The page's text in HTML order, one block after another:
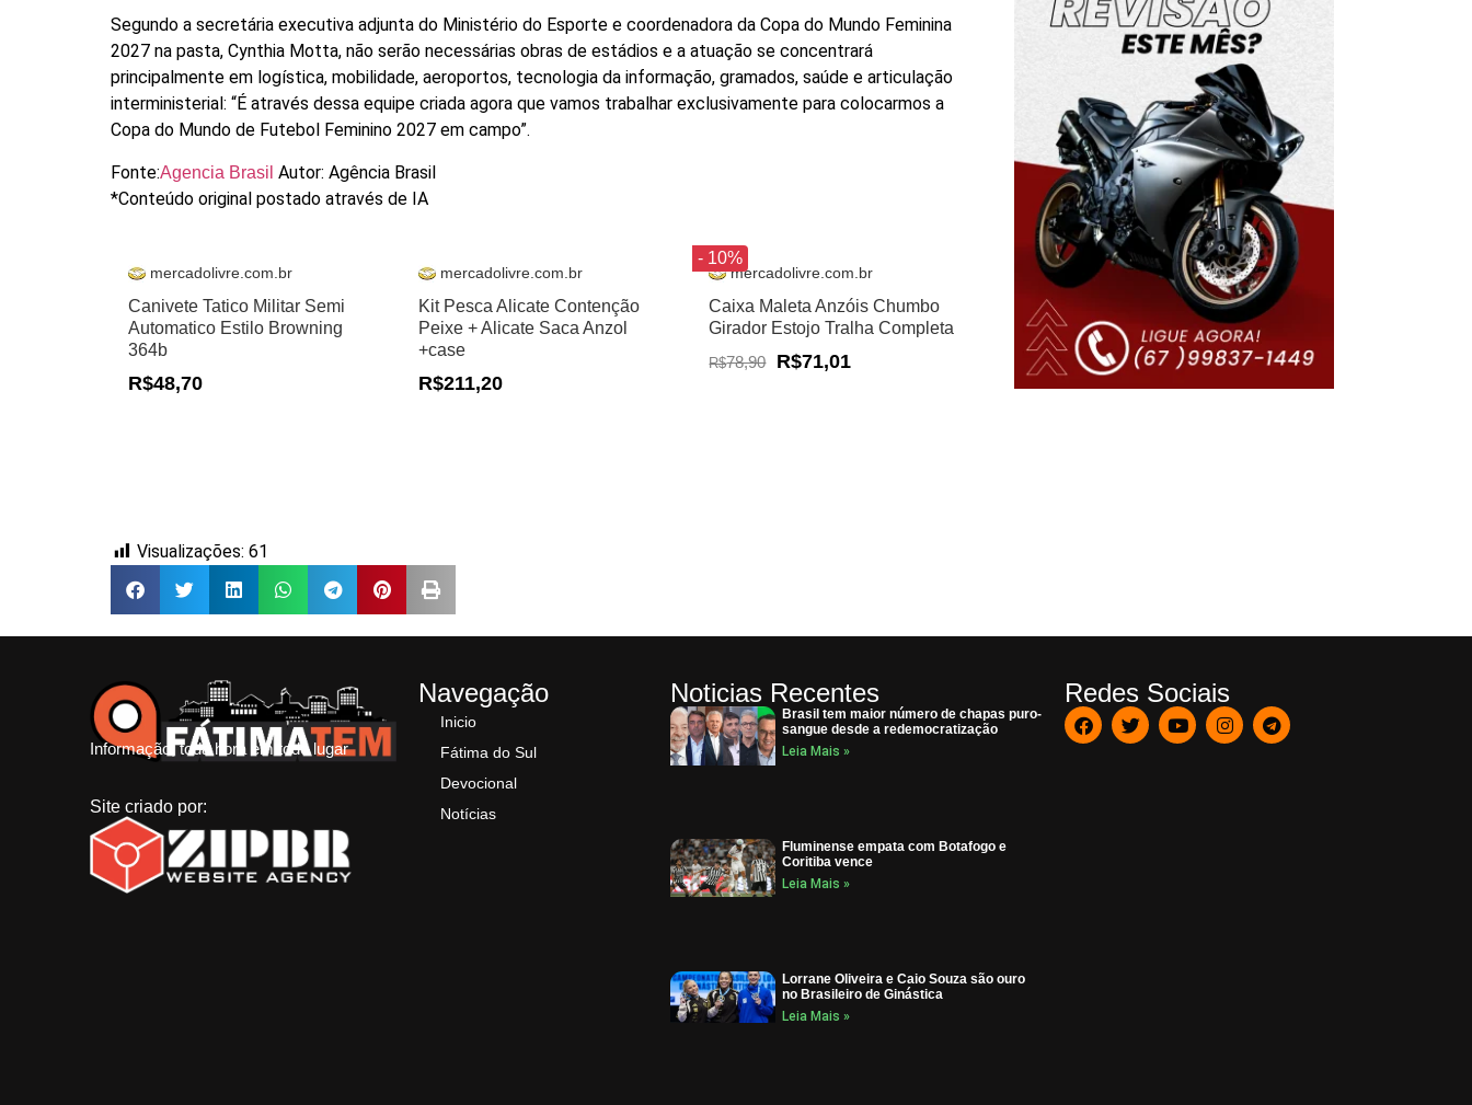
Segundo a secretária executiva adjunta do Ministério do Esporte e coordenadora da Copa do Mundo Feminina
2027 na pasta, Cynthia Motta, não serão necessárias obras de estádios e a atuação se concentrará
principalmente em logística, mobilidade, aeroportos, tecnologia da informação, gramados, saúde e articulação
interministerial: “É através dessa equipe criada agora que vamos trabalhar exclusivamente para colocarmos a
Copa do Mundo de Futebol Feminino 2027 em campo”.
Fonte:Agencia BrasilAutor: Agência Brasil
*Conteúdo original postado através de IA
mercadolivre.com.br
Canivete Tatico Militar Semi
Automatico Estilo Browning
364b
R$48,70
mercadolivre.com.br
Kit Pesca Alicate Contenção
Peixe + Alicate Saca Anzol
+case
R$211,20
- 10%
mercadolivre.com.br
Caixa Maleta Anzóis Chumbo
Girador Estojo Tralha Completa
R$78,90 R$71,01
Visualizações: 61
Informação, toda hora em todo lugar
Site criado por:
Navegação
Inicio
Fátima do Sul
Devocional
Notícias
Noticias Recentes
Brasil tem maior número de chapas puro-
sangue desde a redemocratização
Leia Mais »
Fluminense empata com Botafogo e
Coritiba vence
Leia Mais »
Lorrane Oliveira e Caio Souza são ouro
no Brasileiro de Ginástica
Leia Mais »
Redes Sociais